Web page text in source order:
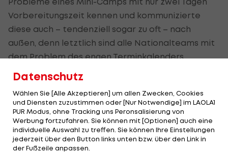
Vorbereitungszeit kennen und kommunizierte
diese auch – tendenziell sogar zu oft – nach
außen, denn letztlich sind alle Nationalteams mit
dem Problem des engen Terminkalenders
konfrontiert. Laut Janko agierte der Schweizer
jedenfalls möglichst effizient: „Wichtig ist, dass
man die kurze Zeit, die man gemeinsam hat,
perfekt nutzt. Wir haben das Beste daraus
gemacht.“
VERTRAUEN DES PUBLIKUMS:
Datenschutz
Wählen Sie [Alle Akzeptieren] um allen Zwecken, Cookies
und Diensten zuzustimmen oder [Nur Notwendige] im LAOLA1
PUR Modus, ohne Tracking uns Peronsalisierung von
Werbung fortzufahren. Sie können mit [Optionen] auch eine
individuelle Auswahl zu treffen. Sie können Ihre Einstellungen
jederzeit über den Button links unten bzw. über den Link in
der Fußzeile anpassen.